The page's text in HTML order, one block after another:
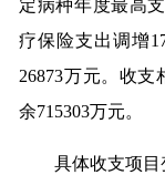
定病种年度最高
疗保险支出调增
26873万元。收
余715303万元。
具体收支项目